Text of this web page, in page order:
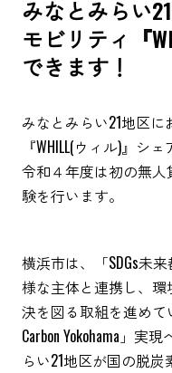
みなとみらい
モビリティ『
できます！
みなとみらい21地区
『WHILL(ウィル)』シ
令和４年度は初の無
験を行います。
横浜市は、「SDGs未
様な主体と連携し、
決を図る取組を進めて
Carbon Yokohama」実
らい21地区が国の脱